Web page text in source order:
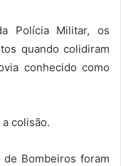
Polícia Militar, os
quando colidiram
conhecido como
colisão.
Bombeiros foram